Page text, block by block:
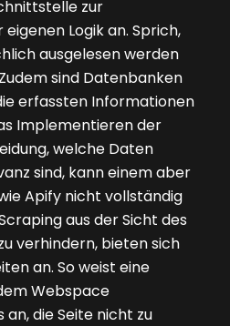
zur
Logik an. Sprich,
ausgelesen werden
sind Datenbanken
erfassten Informationen
Implementieren der
welche Daten
sind, kann einem aber
Apify nicht vollständig
aus der Sicht des
verhindern, bieten sich
an. So weist eine
Webspace
die Seite nicht zu